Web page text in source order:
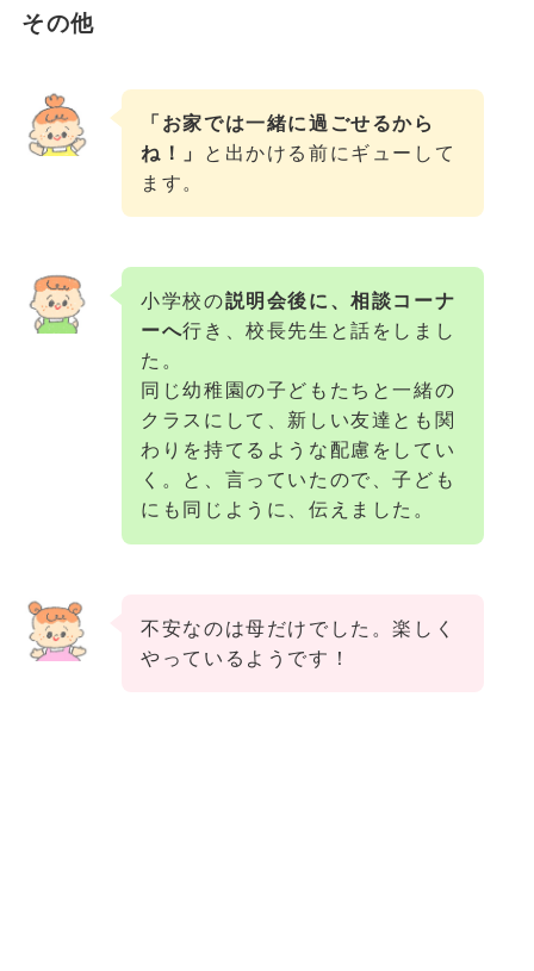
その他
「お家では一緒に過ごせるから
ね！」
と出かける前にギューして
ます。
小学校の説明会後に、相談コーナ
ーへ行き、校長先生と話をしまし
た。
同じ幼稚園の子どもたちと一緒の
クラスにして、新しい友達とも関
わりを持てるような配慮をしてい
く。と、言っていたので、子ども
にも同じように、伝えました。
不安なのは母だけでした。楽しく
やっているようです！